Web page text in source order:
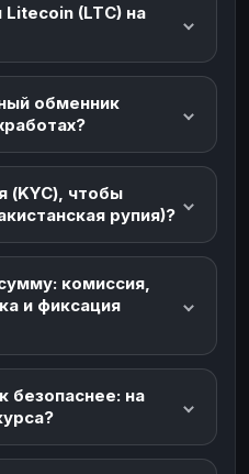
(LTC) на
обменник
(KYC), чтобы
рупия)?
комиссия,
и фиксация
безопаснее: на